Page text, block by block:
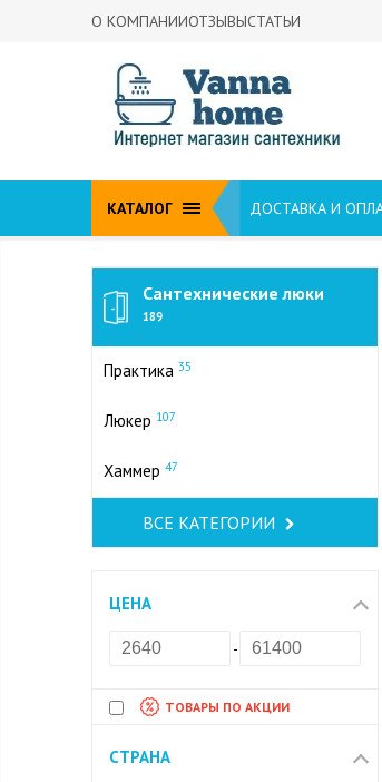
О КОМПАНИИОТЗЫВЫСТАТЬИ
КАТАЛОГ ДОСТАВКА И
Сантехнические люки
189
Практика 35
Люкер 107
Хаммер 47
ВСЕ КАТЕГОРИИ
ЦЕНА
-
ТОВАРЫ ПО АКЦИИ
СТРАНА